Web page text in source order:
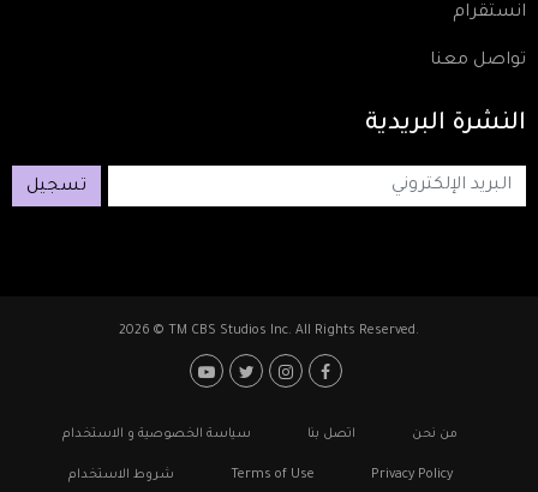
انستقرام
تواصل معنا
النشرة البريدية
تسجيل
2026 © TM CBS Studios Inc. All Rights Reserved.
Footer: Social Media
Footerمن نحن اتصل بنا سياسة الخصوصية و الاستخدام
Privacy Policy
Terms of Use شروط الاستخدام